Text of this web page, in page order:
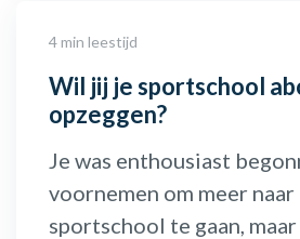
4 min leestijd
Wil jij je sportschool
opzeggen?
Je was enthousiast
voornemen om meer naar
sportschool te gaan,